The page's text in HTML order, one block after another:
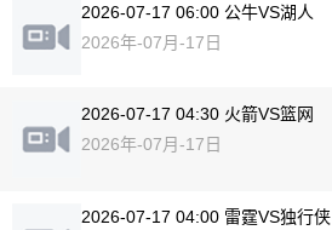
2026-07-17 06:00 公牛VS湖人
2026年-07月-17日
2026-07-17 04:30 火箭VS篮网
2026年-07月-17日
2026-07-17 04:00 雷霆VS独行侠